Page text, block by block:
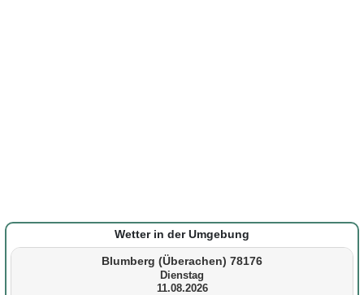
Wetter in der Umgebung
Blumberg (Überachen) 78176
Dienstag
11.08.2026